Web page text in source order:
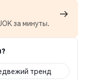
за минуты.
тренд